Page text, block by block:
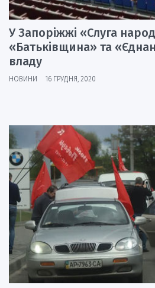
У Запоріжжі «Слуга
«Батьківщина» та
владу
НОВИНИ 16 ГРУДНЯ, 2020